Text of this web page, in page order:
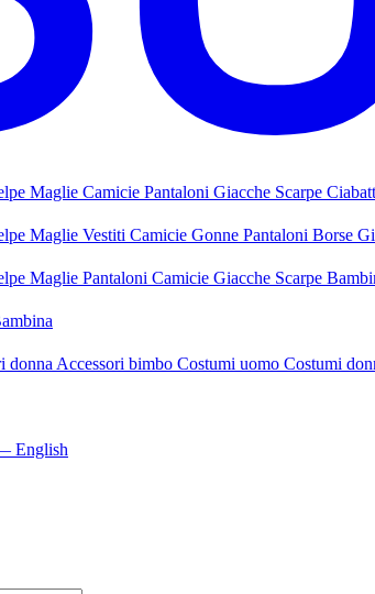
Maglie Camicie Pantaloni Giacche Scarpe
Maglie Vestiti Camicie Gonne Pantaloni Borse
Maglie Pantaloni Camicie Giacche Scarpe
donnaAccessori bimbo Costumi uomo Costumi
English